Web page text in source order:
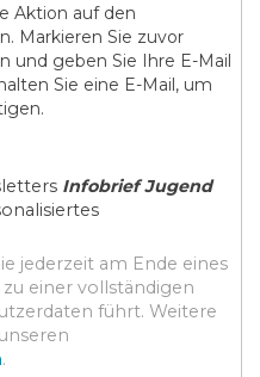
Aktion auf den
Markieren Sie zuvor
und geben Sie Ihre E-Mail
Sie eine E-Mail, um
Infobrief Jugend
jederzeit am Ende eines
einer vollständigen
führt. Weitere
.